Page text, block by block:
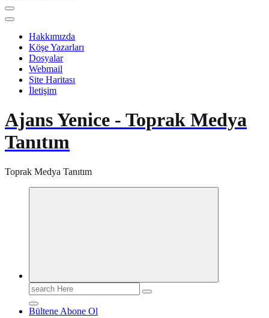
Hakkımızda
Köşe Yazarları
Dosyalar
Webmail
Site Haritası
İletişim
Ajans Yenice - Toprak Medya
Tanıtım
Toprak Medya Tanıtım
Search
for:
Bültene Abone Ol